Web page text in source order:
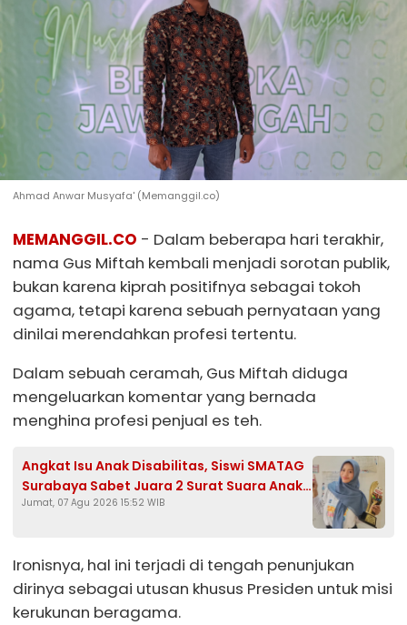
Ahmad Anwar Musyafa' (Memanggil.co)
MEMANGGIL.CO - Dalam beberapa hari terakhir,
nama Gus Miftah kembali menjadi sorotan publik,
bukan karena kiprah positifnya sebagai tokoh
agama, tetapi karena sebuah pernyataan yang
dinilai merendahkan profesi tertentu.
Dalam sebuah ceramah, Gus Miftah diduga
mengeluarkan komentar yang bernada
menghina profesi penjual es teh.
Angkat Isu Anak Disabilitas, Siswi SMATAG
Surabaya Sabet Juara 2 Surat Suara Anak
2026
Jumat, 07 Agu 2026 15:52 WIB
Ironisnya, hal ini terjadi di tengah penunjukan
dirinya sebagai utusan khusus Presiden untuk misi
kerukunan beragama.